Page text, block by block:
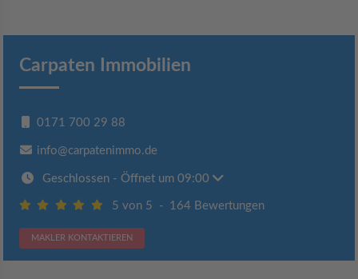
Carpaten Immobilien
0171 700 29 88
info@carpatenimmo.de
Geschlossen - Öffnet um 09:00
5 von 5 - 164 Bewertungen
MAKLER KONTAKTIEREN